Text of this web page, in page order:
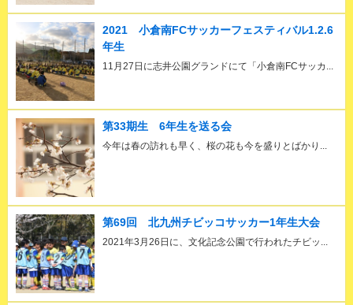
2021 小倉南FCサッカーフェスティバル1.2.6
年生
11月27日に志井公園グランドにて「小倉南FCサッカ...
第33期生 6年生を送る会
今年は春の訪れも早く、桜の花も今を盛りとばかり...
第69回 北九州チビッコサッカー1年生大会
2021年3月26日に、文化記念公園で行われたチビッ...